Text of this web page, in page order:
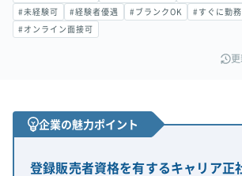
#未経験可 #経験者優遇 #ブランクOK #すぐに勤
#オンライン面接可
企業の魅力ポイント
登録販売者資格を有するキャリア正